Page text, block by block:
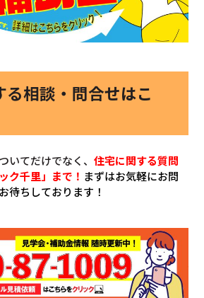
る相談・問合せはこ
いてだけでなく、住宅に関する質問
ク千里」まで！ まずはお気軽にお問
待ちしております！